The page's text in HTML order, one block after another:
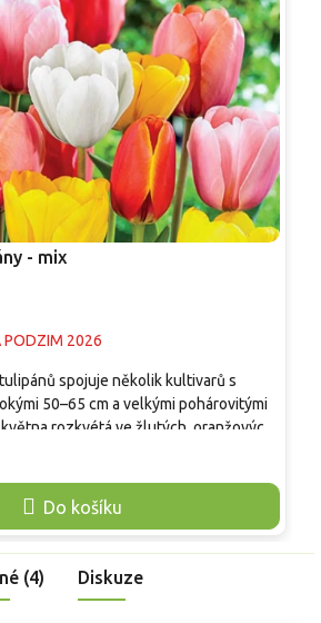
- mix
PODZIM 2026
Do košíku
spojuje několik kultivarů s
50–65 cm a velkými pohárovitými
rozkvétá ve žlutých, oranžových,
i vícebarevných odstínech, jejichž
mají dlouhou výdrž ve váze a jsou
vynikne v záhonech, podél cest, mezi
(4) Diskuze